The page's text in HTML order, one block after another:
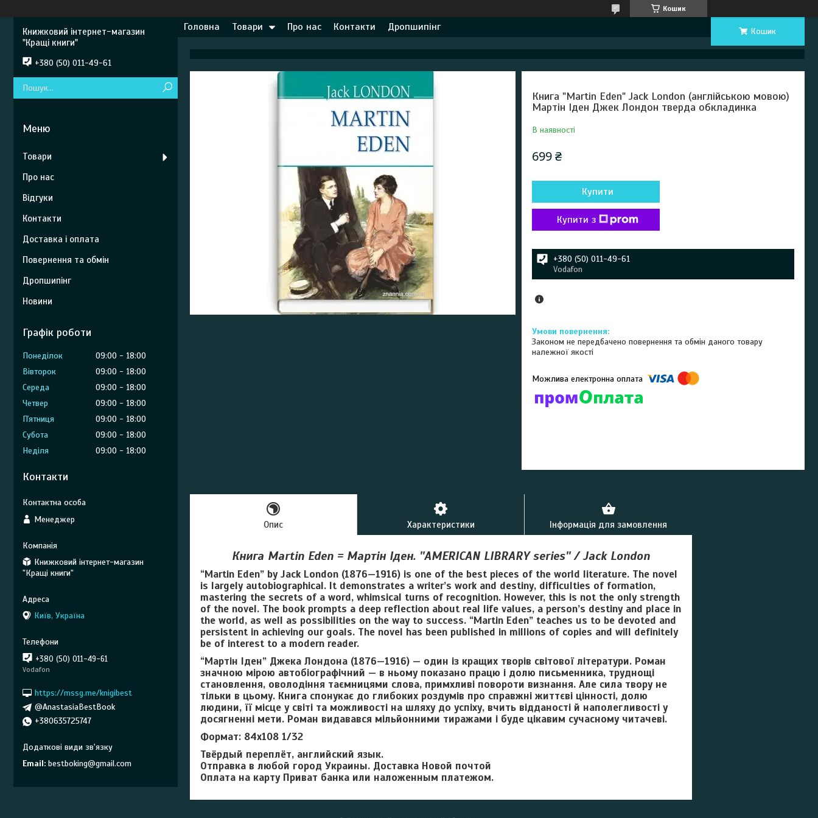
Кошик
Головна Товари Про нас Контакти Дропшипінг Кошик
Книга "Martin Eden" Jack London (англійською мовою)
Мартін Іден Джек Лондон тверда обкладинка
В наявності
699 ₴
Купити
Купити з
+380 (50) 011-49-61
Vodafon
Законом не передбачено повернення та обмін даного товару
належної якості
Опис Характеристики Інформація для замовлення
Книга Martin Eden = Мартін Іден. ''AMERICAN LIBRARY series'' / Jack London
“Martin Eden” by Jack London (1876—1916) is one of the best pieces of the world literature. The novel
is largely auto­biographical. It demonstrates a writer’s work and destiny, difficulties of formation,
mastering the secrets of a word, whimsical turns of recognition. However, this is not the only strength
of the novel. The book prompts a deep reflection about real life values, a person’s destiny and place in
the world, as well as possibilities on the way to success. “Martin Eden” teaches us to be devoted and
persistent in achieving our goals. The novel has been published in millions of copies and will definitely
be of interest to a modern reader.
“Мартін Іден” Джека Лондона (1876—1916) — один із кращих творів світової літератури. Роман
значною мі­рою автобіографічний — в ньому показано працю і долю письменника, труднощі
становлення, оволодіння таєм­ницями слова, примхливі повороти визнання. Але сила твору не
тільки в цьому. Книга спонукає до глибоких роздумів про справжні життєві цінності, долю
людини, її місце у світі та можливості на шляху до успіху, вчить відданості й наполегливості у
досягненні мети. Роман видавався мільйонними тиражами і буде цікавим сучасному читачеві.
Формат: 84х108 1/32
Твёрдый переплёт, английский язык.
Отправка в любой город Украины. Доставка Новой почтой
Оплата на карту Приват банка или наложенным платежом.
Книжковий інтернет-магазин
"Кращі книги"
+380 (50) 011-49-61
Товари
Про нас
Відгуки
Контакти
Доставка і оплата
Повернення та обмін
Дропшипінг
Новини
Графік роботи
Понеділок 09:00
18:00
Вівторок
09:00
18:00
Середа
09:00
18:00
Четвер
09:00
18:00
Пʼятниця
09:00
18:00
Субота
09:00
18:00
Неділя
09:00 18:00
Контакти
Менеджер
Книжковий інтернет-магазин
"Кращі книги"
Київ, Україна
+380 (50) 011-49-61
Vodafon
https://mssg.me/knigibest
@AnastasiaBestBook
+380635725747
Email bestboking@gmail.com